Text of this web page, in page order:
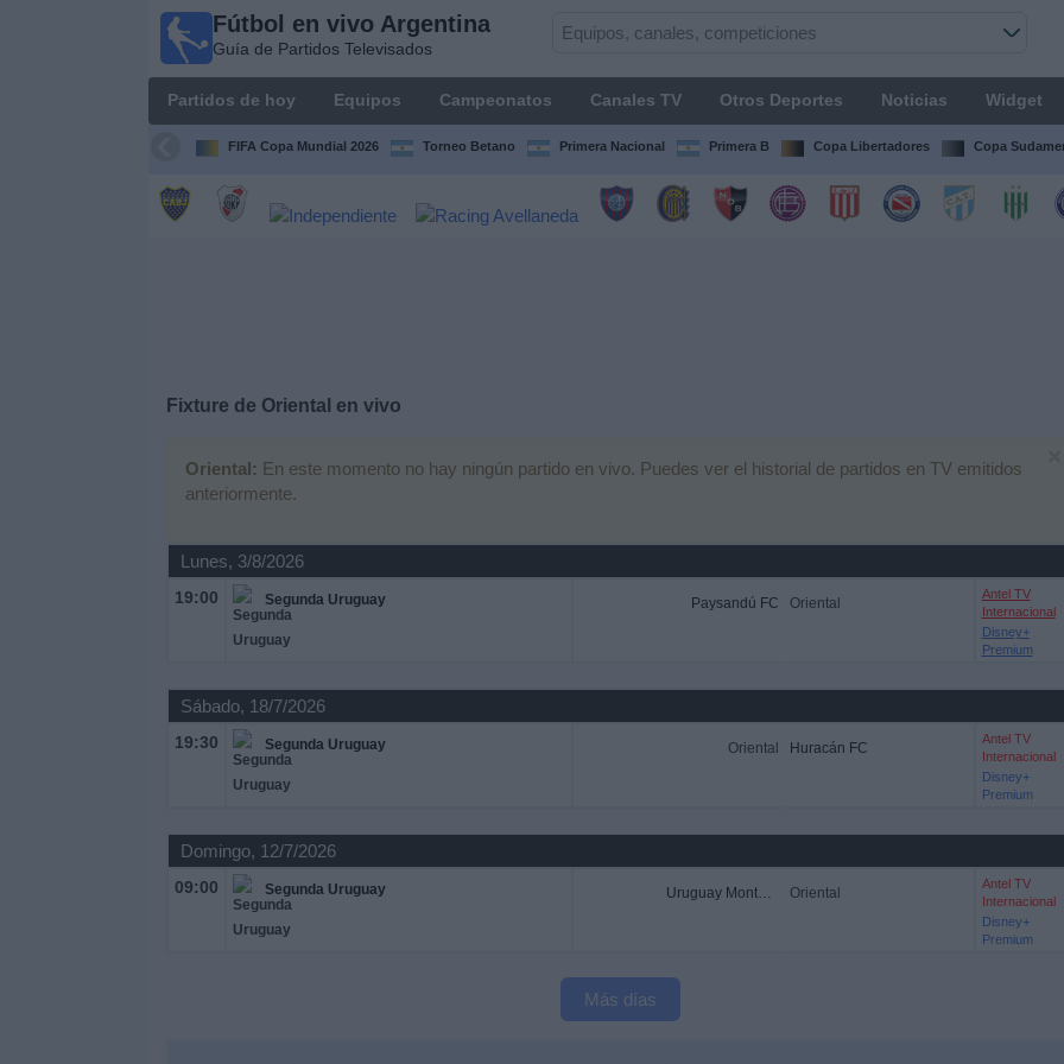
Fútbol en vivo Argentina
Guía de Partidos Televisados
Partidos de hoy Equipos Campeonatos Canales TV Otros Deportes Noticias Widget
FIFA Copa Mundial 2026 Torneo Betano Primera Nacional Primera B Copa Libertadores Copa
Fixture de Oriental en vivo
Oriental: En este momento no hay ningún partido en vivo. Puedes ver el historial de partidos en TV emitidos
anteriormente.
Lunes, 3/8/2026
19:00 Segunda Uruguay Paysandú FC Oriental
Antel TV
Internacional
Disney+
Premium
Sábado, 18/7/2026
19:30 Segunda Uruguay Oriental Huracán FC
Antel TV
Internacional
Disney+
Premium
Domingo, 12/7/2026
09:00 Segunda Uruguay Uruguay Montevideo Oriental
Antel TV
Internacional
Disney+
Premium
Más días
Fútbol en
Argentina